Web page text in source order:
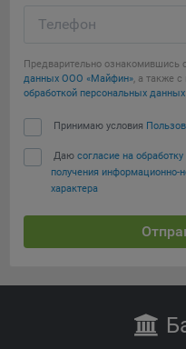
Телефон
Предварительно ознакомившись с
данных ООО «Майфин», а также
обработкой персональных данных
Принимаю условия
Даю согласие на
получения информационно-
характера